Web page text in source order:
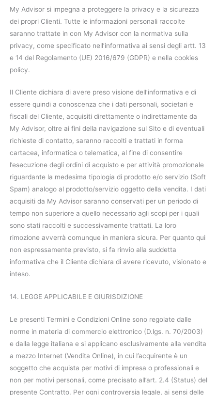
My Advisor si impegna a proteggere la privacy e la sicurezza
dei propri Clienti. Tutte le informazioni personali raccolte
saranno trattate in con My Advisor con la normativa sulla
privacy, come specificato nell’informativa ai sensi degli artt. 13
e 14 del Regolamento (UE) 2016/679 (GDPR) e nella cookies
policy.
Il Cliente dichiara di avere preso visione dell’informativa e di
essere quindi a conoscenza che i dati personali, societari e
fiscali del Cliente, acquisiti direttamente o indirettamente da
My Advisor, oltre ai fini della navigazione sul Sito e di eventuali
richieste di contatto, saranno raccolti e trattati in forma
cartacea, informatica o telematica, al fine di consentire
l’esecuzione degli ordini di acquisto e per attività promozionale
riguardante la medesima tipologia di prodotto e/o servizio (Soft
Spam) analogo al prodotto/servizio oggetto della vendita. I dati
acquisiti da My Advisor saranno conservati per un periodo di
tempo non superiore a quello necessario agli scopi per i quali
sono stati raccolti e successivamente trattati. La loro
rimozione avverrà comunque in maniera sicura. Per quanto qui
non espressamente previsto, si fa rinvio alla suddetta
informativa che il Cliente dichiara di avere ricevuto, visionato e
inteso.
14. LEGGE APPLICABILE E GIURISDIZIONE
Le presenti Termini e Condizioni Online sono regolate dalle
norme in materia di commercio elettronico (D.lgs. n. 70/2003)
e dalla legge italiana e si applicano esclusivamente alla vendita
a mezzo Internet (Vendita Online), in cui l’acquirente è un
soggetto che acquista per motivi di impresa o professionali e
non per motivi personali, come precisato all’art. 2.4 (Status) del
presente Contratto. Per ogni controversia legale, ai sensi delle